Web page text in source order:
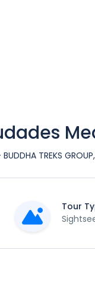
BUDDHA TREKS
Tour